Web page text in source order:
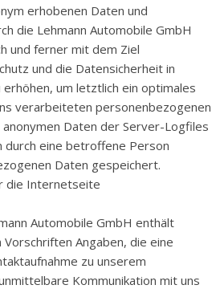
erhobenen Daten und
die Lehmann Automobile GmbH
und ferner mit dem Ziel
und die Datensicherheit in
um letztlich ein optimales
verarbeiteten personenbezogenen
Daten der Server-Logfiles
eine betroffene Person
Daten gespeichert.
die Internetseite
Automobile GmbH enthält
Angaben, die eine
zu unserem
Kommunikation mit uns